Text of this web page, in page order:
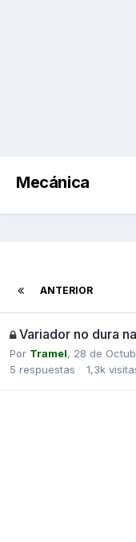
Mecánica
ANTERIOR
Variador no dura
Por Tramel, 28 de
5 respuestas 1,3k